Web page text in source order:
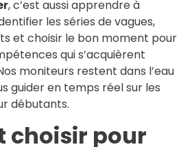
, c’est aussi apprendre à
les séries de vagues,
et choisir le bon moment pour
qui s’acquièrent
moniteurs restent dans l’eau
guider en temps réel sur les
débutants.
choisir pour